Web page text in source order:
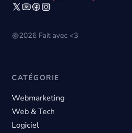
2026 Fait avec <3
CATÉGORIE
Webmarketing
Web & Tech
Logiciel